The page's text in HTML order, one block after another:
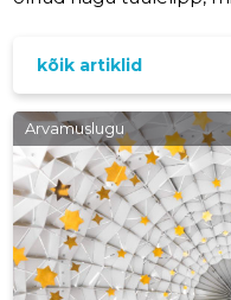
jäljendavad. Nüüd aga tõstsime lati veelgi kõrgemale.
Meie eesmärk on olla
parimad. Vähem kui aastaga on Inforegistri
tütarettevõte
suurendanud ligikaudu
umbes 1,5 miljoni euro
aastas. See
kõik artiklid
Arvamuslugu